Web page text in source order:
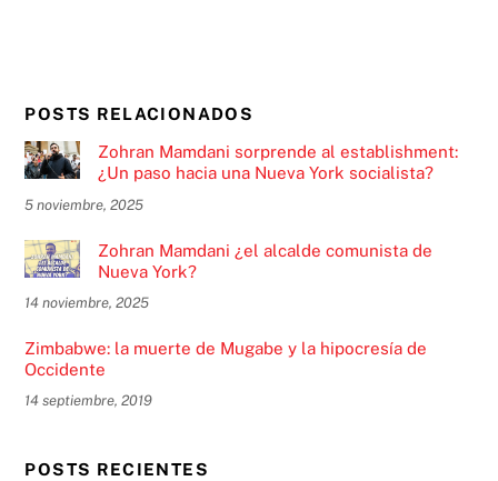
POSTS RELACIONADOS
Zohran Mamdani sorprende al establishment:
¿Un paso hacia una Nueva York socialista?
5 noviembre, 2025
Zohran Mamdani ¿el alcalde comunista de
Nueva York?
14 noviembre, 2025
Zimbabwe: la muerte de Mugabe y la hipocresía de
Occidente
14 septiembre, 2019
POSTS RECIENTES